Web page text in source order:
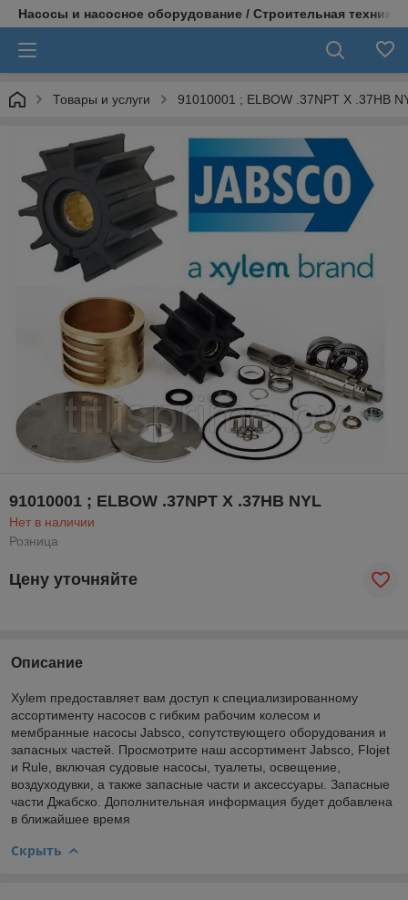
Насосы и насосное оборудование / Строительная техника
Товары и услуги 91010001 ; ELBOW .37NPT X .37HB
91010001 ; ELBOW .37NPT X .37HB NYL
Нет в наличии
Розница
Цену уточняйте
Описание
Xylem предоставляет вам доступ к специализированному
ассортименту насосов с гибким рабочим колесом и
мембранные насосы Jabsco, сопутствующего оборудования и
запасных частей. Просмотрите наш ассортимент Jabsco, Flojet
и Rule, включая судовые насосы, туалеты, освещение,
воздуходувки, а также запасные части и аксессуары. Запасные
части Джабско. Дополнительная информация будет добавлена
в ближайшее время
Скрыть